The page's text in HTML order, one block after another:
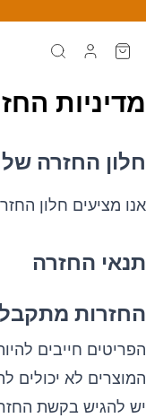
מדיניות
חלון החזרה של 30 יום
אנו מציעים חלון החזרה של 30 יום לרכישות העומדות בתנאי ההחזרה שלנו. שביעות
תנאי החזרה
החזרות
הפריטים חייבים
המוצרים לא יכולים
יש להגיש בקשת החזרה בתוך 30 יום